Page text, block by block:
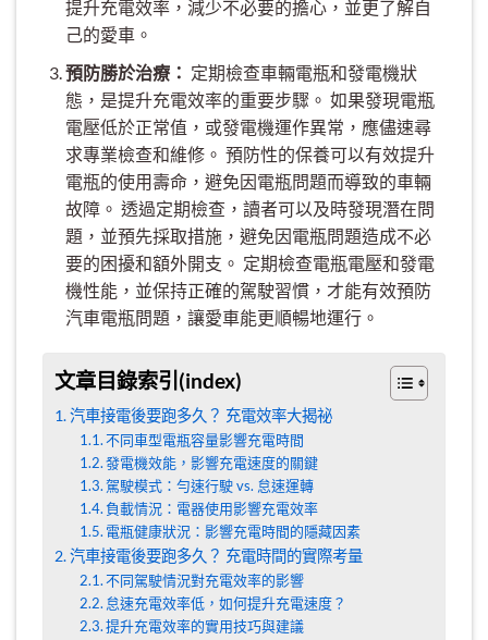
提升充電效率，減少不必要的擔心，並更了解自
己的愛車。
預防勝於治療： 定期檢查車輛電瓶和發電機狀
態，是提升充電效率的重要步驟。 如果發現電瓶
電壓低於正常值，或發電機運作異常，應儘速尋
求專業檢查和維修。 預防性的保養可以有效提升
電瓶的使用壽命，避免因電瓶問題而導致的車輛
故障。 透過定期檢查，讀者可以及時發現潛在問
題，並預先採取措施，避免因電瓶問題造成不必
要的困擾和額外開支。 定期檢查電瓶電壓和發電
機性能，並保持正確的駕駛習慣，才能有效預防
汽車電瓶問題，讓愛車能更順暢地運行。
文章目錄索引(index)
汽車接電後要跑多久？ 充電效率大揭祕
不同車型電瓶容量影響充電時間
發電機效能，影響充電速度的關鍵
駕駛模式：勻速行駛 vs. 怠速運轉
負載情況：電器使用影響充電效率
電瓶健康狀況：影響充電時間的隱藏因素
汽車接電後要跑多久？ 充電時間的實際考量
不同駕駛情況對充電效率的影響
怠速充電效率低，如何提升充電速度？
提升充電效率的實用技巧與建議